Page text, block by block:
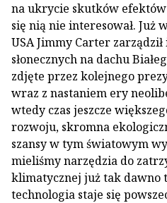
na ukrycie skutków
się nią nie interesował. Już
USA Jimmy Carter
słonecznych na dachu
zdjęte przez kolejnego
wraz z nastaniem ery
wtedy czas jeszcze
rozwoju, skromna
szansy w tym światowym
mieliśmy narzędzia do
klimatycznej już tak dawno
technologia staje się